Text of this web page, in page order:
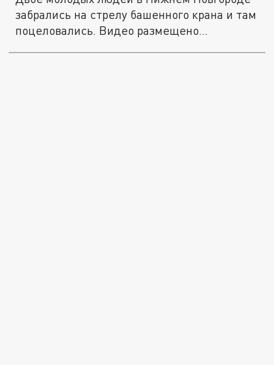
забрались на стрелу башенного крана и там
поцеловались. Видео размещено...